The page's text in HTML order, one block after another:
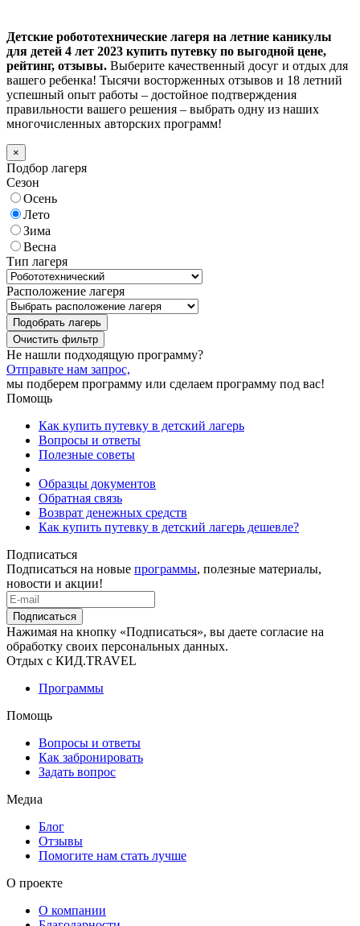
Детские робототехнические лагеря на летние каникулы
для детей 4 лет 2023 купить путевку по выгодной цене,
рейтинг, отзывы. Выберите качественный досуг и отдых для
вашего ребенка! Тысячи восторженных отзывов и 18 летний
успешный опыт работы – достойное подтверждения
правильности вашего решения – выбрать одну из наших
многочисленных авторских программ!
×
Подбор лагеря
Сезон
Осень
Лето
Зима
Весна
Тип лагеря
Расположение лагеря
Подобрать лагерь
Не нашли подходящую программу?
Отправьте нам запрос,
мы подберем программу или сделаем программу под вас!
Помощь
Как купить путевку в детский лагерь
Вопросы и ответы
Полезные советы
Образцы документов
Обратная связь
Возврат денежных средств
Как купить путевку в детский лагерь дешевле?
Подписаться
Подписаться на новые программы, полезные материалы,
новости и акции!
Подписаться
Нажимая на кнопку «Подписаться», вы даете согласие на
обработку своих персональных данных.
Отдых с КИД.TRAVEL
Программы
Помощь
Вопросы и ответы
Как забронировать
Задать вопрос
Медиа
Блог
Отзывы
Помогите нам стать лучше
О проекте
О компании